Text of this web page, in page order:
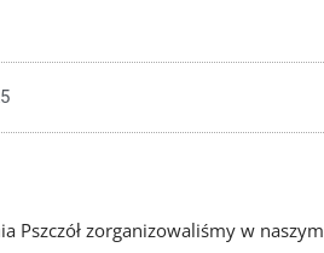
Pszczół zorganizowaliśmy w naszym